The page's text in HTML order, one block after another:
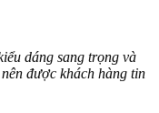
dáng sang trọng và
được khách hàng tin